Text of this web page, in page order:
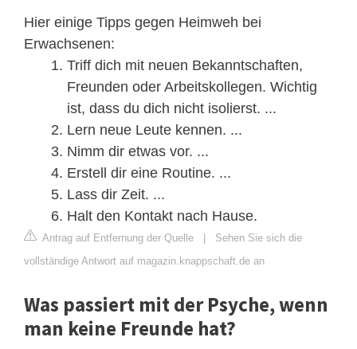
Hier einige Tipps gegen Heimweh bei
Erwachsenen:
Triff dich mit neuen Bekanntschaften,
Freunden oder Arbeitskollegen. Wichtig
ist, dass du dich nicht isolierst. ...
Lern neue Leute kennen. ...
Nimm dir etwas vor. ...
Erstell dir eine Routine. ...
Lass dir Zeit. ...
Halt den Kontakt nach Hause.
Antrag auf Entfernung der Quelle | Sehen Sie sich die
vollständige Antwort auf magazin.knappschaft.de an
Was passiert mit der Psyche, wenn
man keine Freunde hat?